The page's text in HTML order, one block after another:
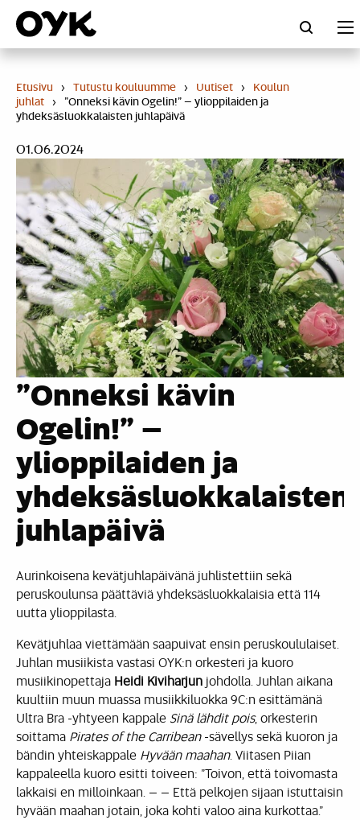
Skip
content
Etusivu › Tutustu kouluumme › Uutiset › Koulun
juhlat › ”Onneksi kävin Ogelin!” – ylioppilaiden ja
yhdeksäsluokkalaisten juhlapäivä
01.06.2024
”Onneksi kävin
Ogelin!” –
ylioppilaiden ja
yhdeksäsluokkalaisten
juhlapäivä
Aurinkoisena kevätjuhlapäivänä juhlistettiin sekä
peruskoulunsa päättäviä yhdeksäsluokkalaisia että 114
uutta ylioppilasta.
Kevätjuhlaa viettämään saapuivat ensin peruskoululaiset.
Juhlan musiikista vastasi OYK:n orkesteri ja kuoro
musiikinopettaja Heidi Kiviharjun johdolla. Juhlan aikana
kuultiin muun muassa musiikkiluokka 9C:n esittämänä
Ultra Bra -yhtyeen kappale Sinä lähdit pois, orkesterin
soittama Pirates of the Carribean-sävellys sekä kuoron ja
bändin yhteiskappale Hyvään maahan. Viitasen Piian
kappaleella kuoro esitti toiveen: ”Toivon, että toivomasta
lakkaisi en milloinkaan. – – Että pelkojen sijaan istuttaisin
hyvään maahan jotain, joka kohti valoo aina kurkottaa.”